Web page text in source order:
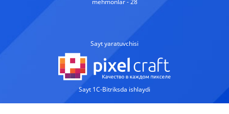
mehmonlar - 28
Sayt yaratuvchisi
Sayt 1C-Bitriksda ishlaydi